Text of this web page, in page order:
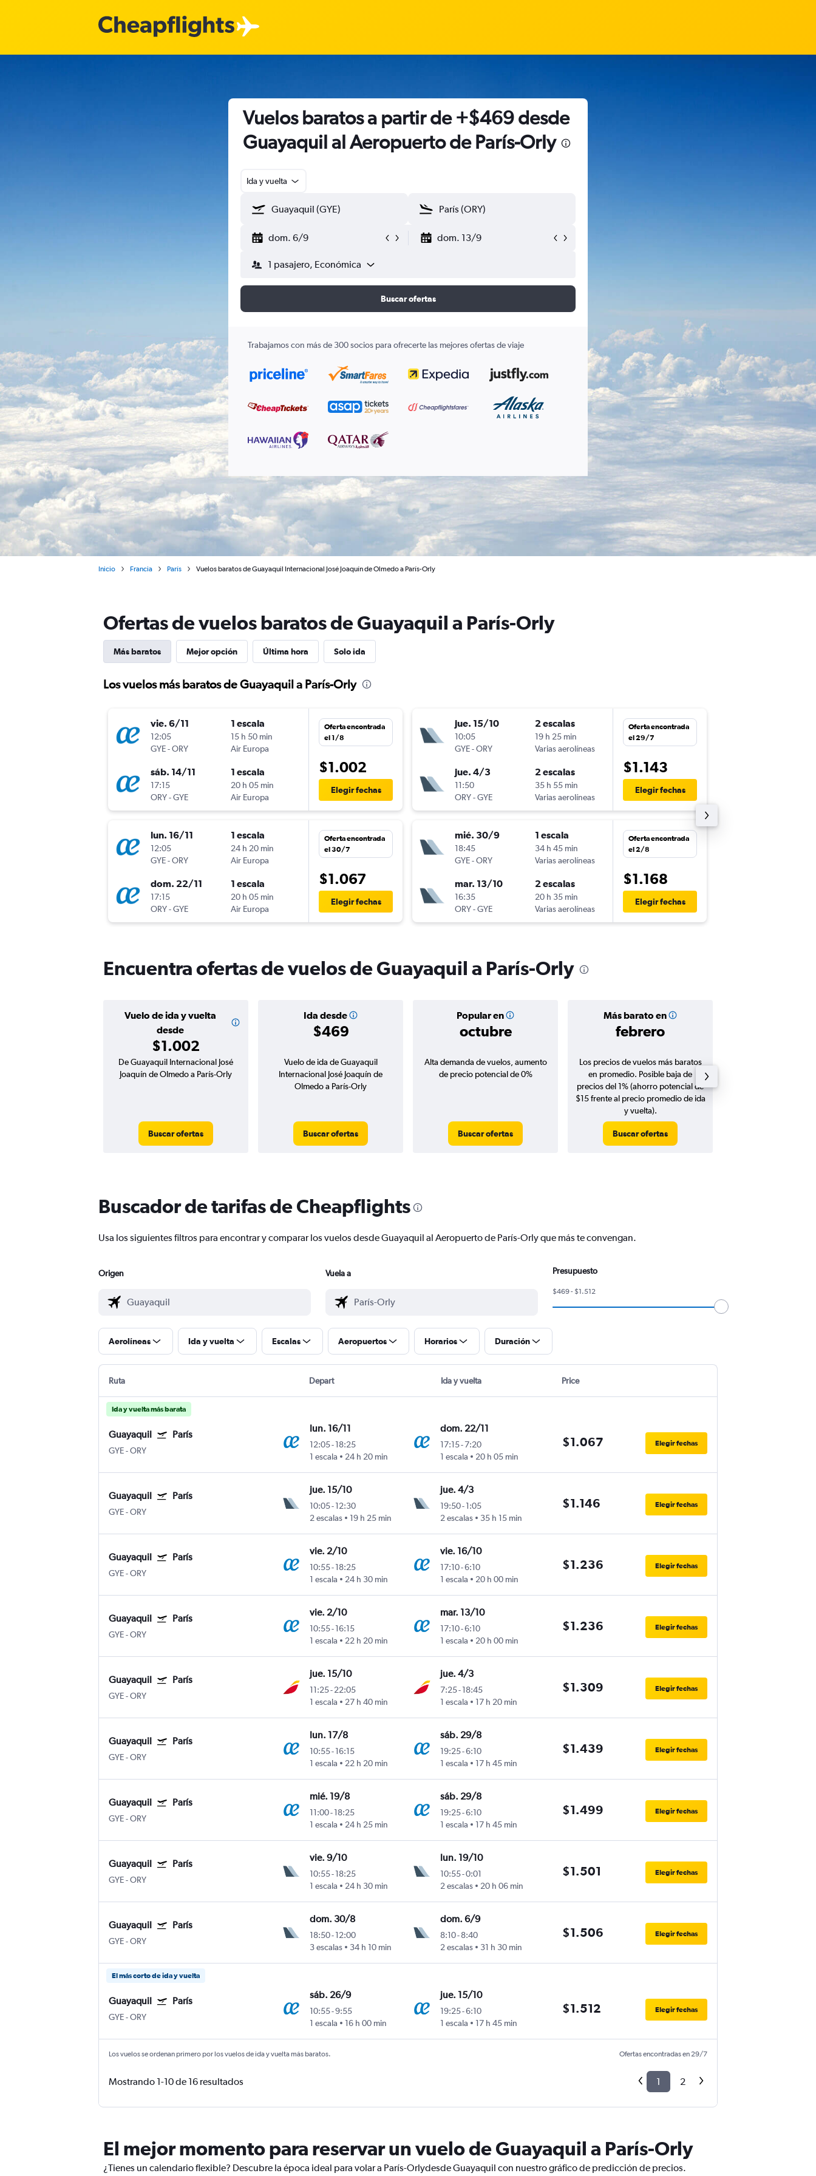
Vuelos baratos a partir de +$469 desde
Guayaquil al Aeropuerto de París-Orly
Ida y vuelta
dom. 6/9 dom. 13/9
1 pasajero, Económica
Buscar ofertas
Trabajamos con más de 300 socios para ofrecerte las mejores ofertas de viaje
Inicio Francia París Vuelos baratos de Guayaquil Internacional José Joaquín de Olmedo a París-Orly
Ofertas de vuelos baratos de Guayaquil a París-Orly
Más baratos Mejor opción Última hora Solo ida
Los vuelos más baratos de Guayaquil a París-Orly
vie. 6/11
12:05
GYE-ORY
1 escala
15 h 50 min
Air Europa
sáb. 14/11
17:15
ORY-GYE
1 escala
20 h 05 min
Air Europa
Oferta encontrada
el 1/8
$1.002
Elegir fechas
lun. 16/11
12:05
GYE-ORY
1 escala
24 h 20 min
Air Europa
dom. 22/11
17:15
ORY-GYE
1 escala
20 h 05 min
Air Europa
Oferta encontrada
el 30/7
$1.067
Elegir fechas
jue. 15/10
10:05
GYE-ORY
2 escalas
19 h 25 min
Varias aerolíneas
jue. 4/3
11:50
ORY-GYE
2 escalas
35 h 55 min
Varias aerolíneas
Oferta encontrada
el 29/7
$1.143
Elegir fechas
mié. 30/9
18:45
GYE-ORY
1 escala
34 h 45 min
Varias aerolíneas
mar. 13/10
16:35
ORY-GYE
2 escalas
20 h 35 min
Varias aerolíneas
Oferta encontrada
el 2/8
$1.168
Elegir fechas
Encuentra ofertas de vuelos de Guayaquil a París-Orly
Vuelo de ida y vuelta
desde
$1.002
Ida desde
$469
Popular en
octubre
Más barato en
febrero
De Guayaquil Internacional José
Joaquín de Olmedo a París-Orly
Buscar ofertas
Vuelo de ida de Guayaquil
Internacional José Joaquín de
Olmedo a París-Orly
Buscar ofertas
Alta demanda de vuelos, aumento
de precio potencial de 0%
Buscar ofertas
Los precios de vuelos más baratos
en promedio. Posible baja de
precios del 1% (ahorro potencial de
$15 frente al precio promedio de ida
y vuelta).
Buscar ofertas
Buscador de tarifas de Cheapflights
Usa los siguientes filtros para encontrar y comparar los vuelos desde Guayaquil al Aeropuerto de París-Orly que más te convengan.
Origen Vuela a Presupuesto
$469 - $1.512
Aerolíneas Ida y vuelta Escalas Aeropuertos Horarios Duración
Ruta Depart Ida y vuelta Price
Ida y vuelta más barata
Guayaquil París
GYE-ORY
lun. 16/11
12:05-18:25
1 escala
24 h 20 min
dom. 22/11
17:15-7:20
1 escala
20 h 05 min
$1.067 Elegir fechas
Guayaquil París
GYE-ORY
jue. 15/10
10:05-12:30
2 escalas
19 h 25 min
jue. 4/3
19:50-1:05
2 escalas
35 h 15 min
$1.146 Elegir fechas
Guayaquil París
GYE-ORY
vie. 2/10
10:55-18:25
1 escala
24 h 30 min
vie. 16/10
17:10-6:10
1 escala
20 h 00 min
$1.236 Elegir fechas
Guayaquil París
GYE-ORY
vie. 2/10
10:55-16:15
1 escala
22 h 20 min
mar. 13/10
17:10-6:10
1 escala
20 h 00 min
$1.236 Elegir fechas
Guayaquil París
GYE-ORY
jue. 15/10
11:25-22:05
1 escala
27 h 40 min
jue. 4/3
7:25-18:45
1 escala
17 h 20 min
$1.309 Elegir fechas
Guayaquil París
GYE-ORY
lun. 17/8
10:55-16:15
1 escala
22 h 20 min
sáb. 29/8
19:25-6:10
1 escala
17 h 45 min
$1.439 Elegir fechas
Guayaquil París
GYE-ORY
mié. 19/8
11:00-18:25
1 escala
24 h 25 min
sáb. 29/8
19:25-6:10
1 escala
17 h 45 min
$1.499 Elegir fechas
Guayaquil París
GYE-ORY
vie. 9/10
10:55-18:25
1 escala
24 h 30 min
lun. 19/10
10:55-0:01
2 escalas
20 h 06 min
$1.501 Elegir fechas
Guayaquil París
GYE-ORY
dom. 30/8
18:50-12:00
3 escalas
34 h 10 min
dom. 6/9
8:10-8:40
2 escalas
31 h 30 min
$1.506 Elegir fechas
El más corto de ida y vuelta
Guayaquil París
GYE-ORY
sáb. 26/9
10:55-9:55
1 escala
16 h 00 min
jue. 15/10
19:25-6:10
1 escala
17 h 45 min
$1.512 Elegir fechas
Los vuelos se ordenan primero por los vuelos de ida y vuelta más baratos. Ofertas encontradas en 29/7
Mostrando 1-10 de 16 resultados 1 2
El mejor momento para reservar un vuelo de Guayaquil a París-Orly
¿Tienes un calendario flexible? Descubre la época ideal para volar a París-Orlydesde Guayaquil con nuestro gráfico de predicción de precios.